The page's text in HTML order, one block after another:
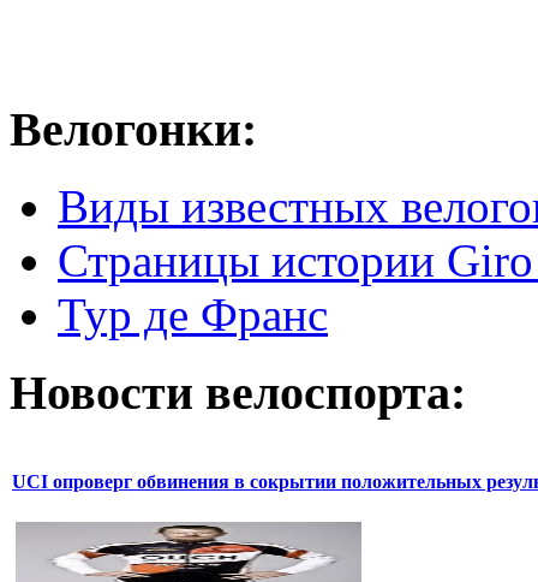
Велогонки:
Виды известных
Страницы истории
Тур де Франс
Новости велоспорта:
UCI опроверг обвинения в сокрытии положительных